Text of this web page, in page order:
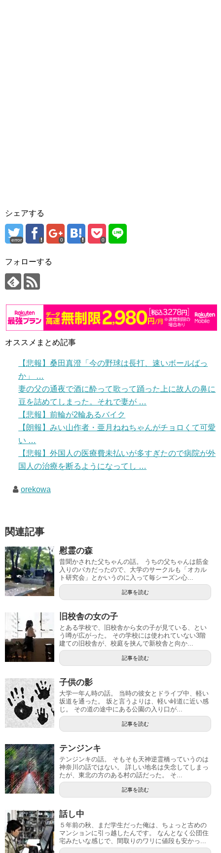
シェアする
error 0 0
フォローする
オススメまとめ記事
【悲報】桑田真澄「今の野球は長打、速いボールばっ
か」 …
妻の父の通夜で酒に酔って歌って踊った上に故人の鼻に
豆を詰めてしまった。それで妻が …
【悲報】前輪が2輪あるバイク
【朗報】みい山作者・亜月ねねちゃんがチョロくて可愛
い …
【悲報】外国人の医療費未払いが多すぎたので病院が外
国人の治療を断るようになってし …
orekowa
関連記事
慰霊の森
昔聞かされた父ちゃんの話。 うちの父ちゃんは筋金
入りのバカだったので、大学のサークルも「オカル
ト研究会」とかいうのに入って毎シーズン心...
記事を読む
旧校舎の女の子
とある学校で、旧校舎から女の子が見ている、とい
う噂が広がった。 その学校には使われていない3階
建ての旧校舎が、校庭を挟んで新校舎と向か...
記事を読む
子供の影
大学一年ん時の話。 当時の彼女とドライブ中、軽い
坂道を通った。 坂と言うよりは、軽い峠道に近い感
じ。 その道の途中にある公園の入り口が...
記事を読む
テンジンキ
テンジンキの話。 そもそも天神逆霊橋っていうのは
神奈川の話ではない。 詳しい地名は失念してしまっ
たが、東北の方のある村の話だった。 そ...
記事を読む
話し中
５年前の秋、まだ学生だった俺は、ちょっと古めの
マンションに引っ越したんです。 なんとなく公団住
宅みたいな感じで、間取りのワリに値段も安かっ...